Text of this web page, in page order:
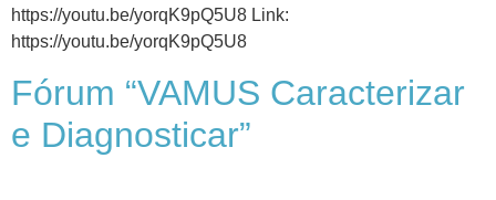
https://youtu.be/yorqK9pQ5U8 Link:
https://youtu.be/yorqK9pQ5U8
Fórum “VAMUS Caracterizar
e Diagnosticar”